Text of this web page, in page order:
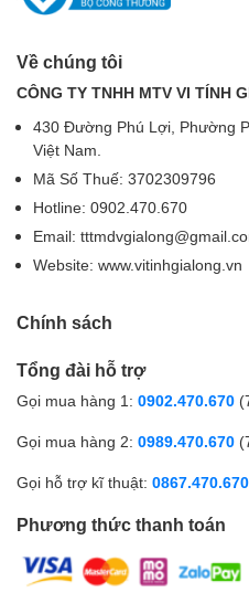
Về chúng tôi
CÔNG TY TNHH MTV VI TÍNH
430 Đường Phú Lợi, Phường
Việt Nam.
Mã Số Thuế: 3702309796
Hotline: 0902.470.670
Email:
Website: www.vitinhgialong.vn
Chính sách
Tổng đài hỗ trợ
Gọi mua hàng 1: 0902.470.670
Gọi mua hàng 2: 0989.470.670
Gọi hỗ trợ kĩ thuật: 0867.470.670
Phương thức thanh toán